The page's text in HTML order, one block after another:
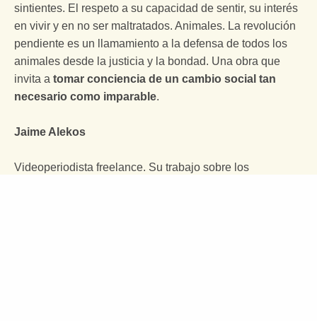
sintientes. El respeto a su capacidad de sentir, su interés
en vivir y en no ser maltratados. Animales. La revolución
pendiente es un llamamiento a la defensa de todos los
animales desde la justicia y la bondad. Una obra que
invita a tomar conciencia de un cambio social tan
necesario como imparable.
Jaime Alekos
Videoperiodista freelance. Su trabajo sobre los